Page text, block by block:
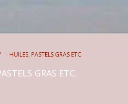
- HUILES, PASTELS GRAS ETC.
GRAS ETC.